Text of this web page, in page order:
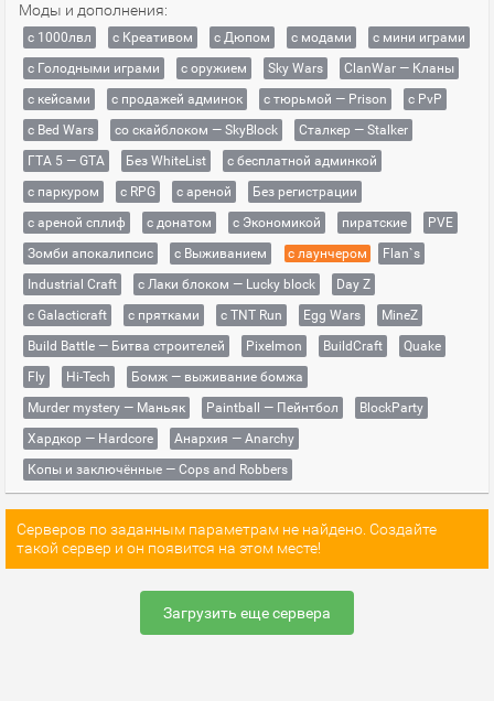
Моды и дополнения:
с 1000лвл c Креативом с Дюпом с модами
с мини играми
с Голодными играми
с оружием Sky Wars
ClanWar — Кланы
с кейсами
с продажей админок с тюрьмой — Prison
с PvP
с Bed Wars
со скайблоком — SkyBlock
Сталкер — Stalker
ГТА 5 — GTA
Без WhiteList
с бесплатной админкой
с паркуром
с RPG с ареной
Без регистрации
с ареной сплиф
с донатом с Экономикой пиратские
PVE
Зомби апокалипсис
с Выживанием с лаунчером
Flan`s
Industrial Craft
с Лаки блоком — Lucky block
Day Z
с Galacticraft
с прятками с TNT Run Egg Wars
MineZ
Build Battle — Битва строителей
Pixelmon BuildCraft
Quake
Fly
Hi-Tech
Бомж — выживание бомжа
Murder mystery — Маньяк
Paintball — Пейнтбол
BlockParty
Хардкор — Hardcore
Анархия — Anarchy
Копы и заключённые — Cops and Robbers
Серверов по заданным параметрам не найдено. Создайте
такой сервер и он появится на этом месте!
Загрузить еще сервера